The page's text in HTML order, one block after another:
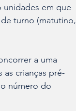
unidades em que
turno (matutino,
a uma
as crianças pré-
o número do